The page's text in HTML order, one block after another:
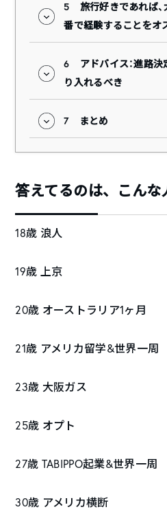
5
旅行好きであれば
番で経験することをオ
6
アドバイス：進路
り入れるべき
7 まとめ
答えてるのは、こんな
18歳 浪人
19歳 上京
20歳 オーストラリア1ヶ月
21歳 アメリカ留学&世界一周
23歳 大阪ガス
25歳 オプト
27歳 TABIPPO起業&世界一周
30歳 アメリカ横断